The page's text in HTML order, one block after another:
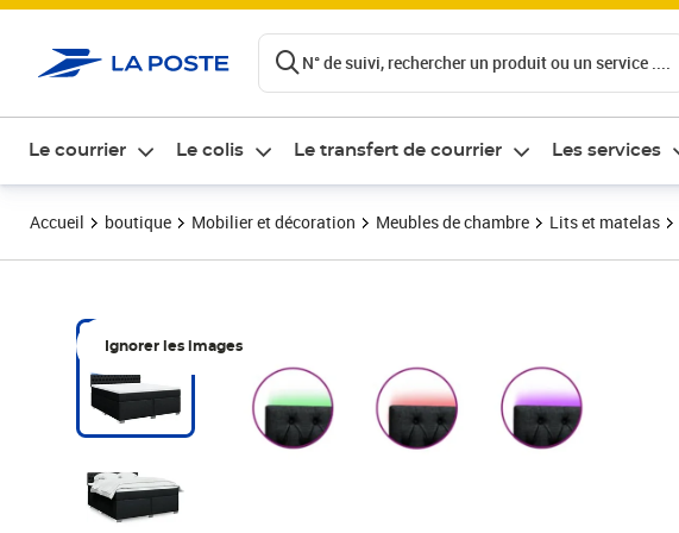
N° de suivi, rechercher un produit ou un service ....
Le courrier Le colis Le transfert de courrier Les services
Accueil boutique Mobilier et décoration Meubles de chambre Lits et matelas
Ignorer les images